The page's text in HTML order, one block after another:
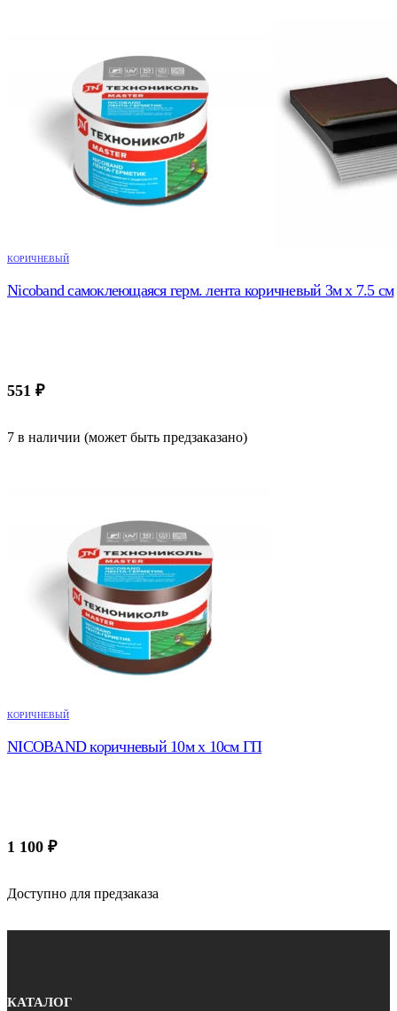
КОРИЧНЕВЫЙ
Nicoband самоклеющаяся герм. лента коричневый 3м х 7.5 см
551 ₽
7 в наличии (может быть предзаказано)
КОРИЧНЕВЫЙ
NICOBAND коричневый 10м х 10см ГП
1 100 ₽
Доступно для предзаказа
КАТАЛОГ